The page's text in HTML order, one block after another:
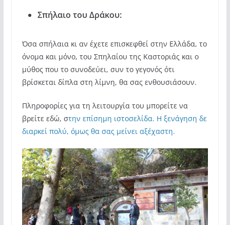
Σπήλαιο του Δράκου:
Όσα σπήλαια κι αν έχετε επισκεφθεί στην Ελλάδα, το
όνομα και μόνο, του Σπηλαίου της Καστοριάς και ο
μύθος που το συνοδεύει, συν το γεγονός ότι
βρίσκεται δίπλα στη λίμνη, θα σας ενθουσιάσουν.
Πληροφορίες για τη λειτουργία του μπορείτε να
βρείτε εδώ, στην επίσημη ιστοσελίδα. Η ξενάγηση δε
διαρκεί πολύ, όμως θα σας μείνει αξέχαστη.